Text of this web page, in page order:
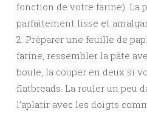
fonction de votre farine). La
parfaitement lisse et
2. Préparer une feuille de
farine, ressembler la pâte
boule, la couper en deux si
flatbreads. La rouler un peu
l’aplatir avec les doigts